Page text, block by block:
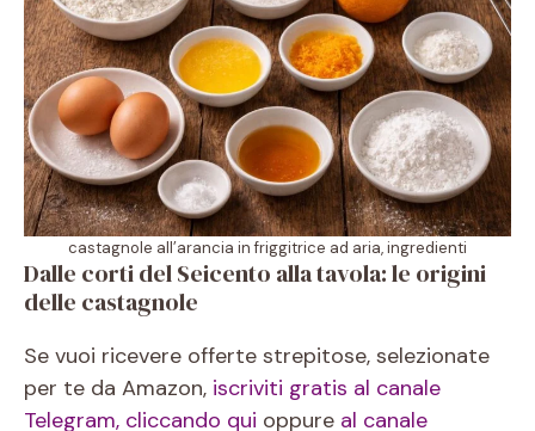
castagnole all’arancia in friggitrice ad aria, ingredienti
Dalle corti del Seicento alla tavola: le origini
delle castagnole
Se vuoi ricevere offerte strepitose, selezionate
per te da Amazon, iscriviti gratis al canale
Telegram, cliccando qui oppure al canale